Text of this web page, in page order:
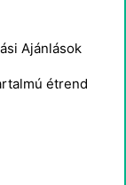
Ajánlások
étrend